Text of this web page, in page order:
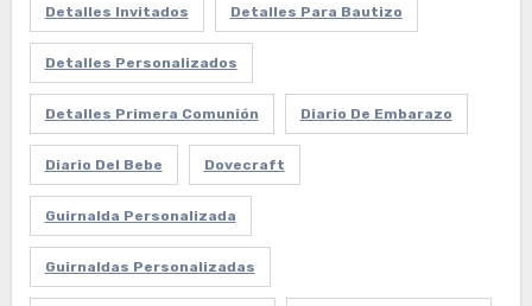
Detalles Invitados Detalles Para Bautizo
Detalles Personalizados
Detalles Primera Comunión Diario De Embarazo
Diario Del Bebe Dovecraft
Guirnalda Personalizada
Guirnaldas Personalizadas